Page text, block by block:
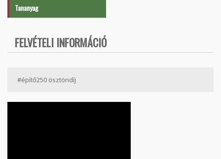
Tananyag
FELVÉTELI INFORMÁCIÓ
#építő250 ösztöndíj